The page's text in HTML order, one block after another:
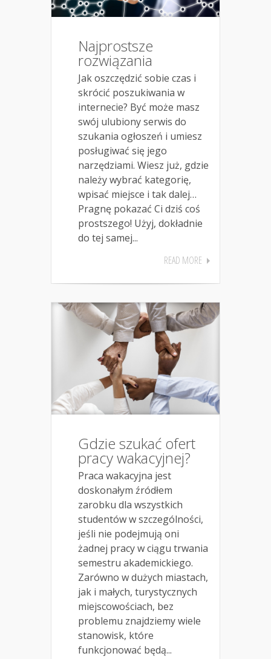
Najprostsze
rozwiązania
Jak oszczędzić sobie czas i
skrócić poszukiwania w
internecie? Być może masz
swój ulubiony serwis do
szukania ogłoszeń i umiesz
posługiwać się jego
narzędziami. Wiesz już, gdzie
należy wybrać kategorię,
wpisać miejsce i tak dalej…
Pragnę pokazać Ci dziś coś
prostszego! Użyj, dokładnie
do tej samej...
READ MORE
Gdzie szukać ofert
pracy wakacyjnej?
Praca wakacyjna jest
doskonałym źródłem
zarobku dla wszystkich
studentów w szczególności,
jeśli nie podejmują oni
żadnej pracy w ciągu trwania
semestru akademickiego.
Zarówno w dużych miastach,
jak i małych, turystycznych
miejscowościach, bez
problemu znajdziemy wiele
stanowisk, które
funkcjonować będą...